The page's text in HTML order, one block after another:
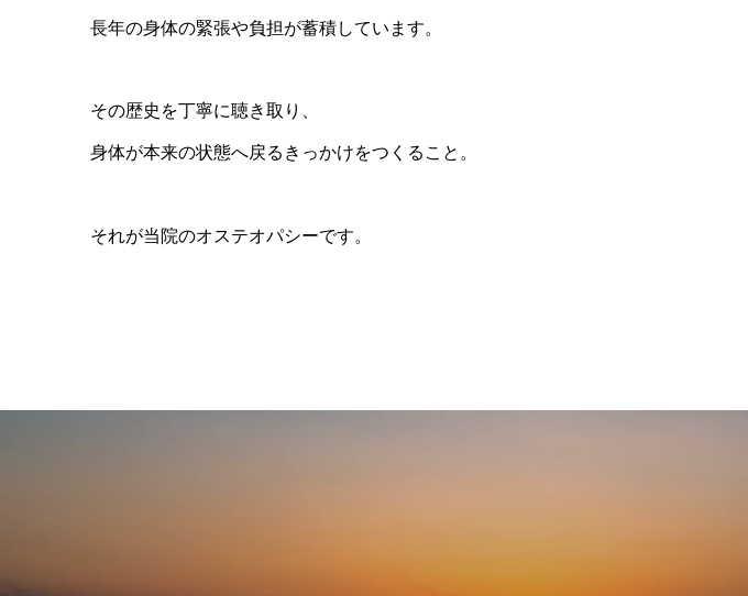
長年の身体の緊張や負担が蓄積しています。
その歴史を丁寧に聴き取り、
身体が本来の状態へ戻るきっかけをつくること。
それが当院のオステオパシーです。